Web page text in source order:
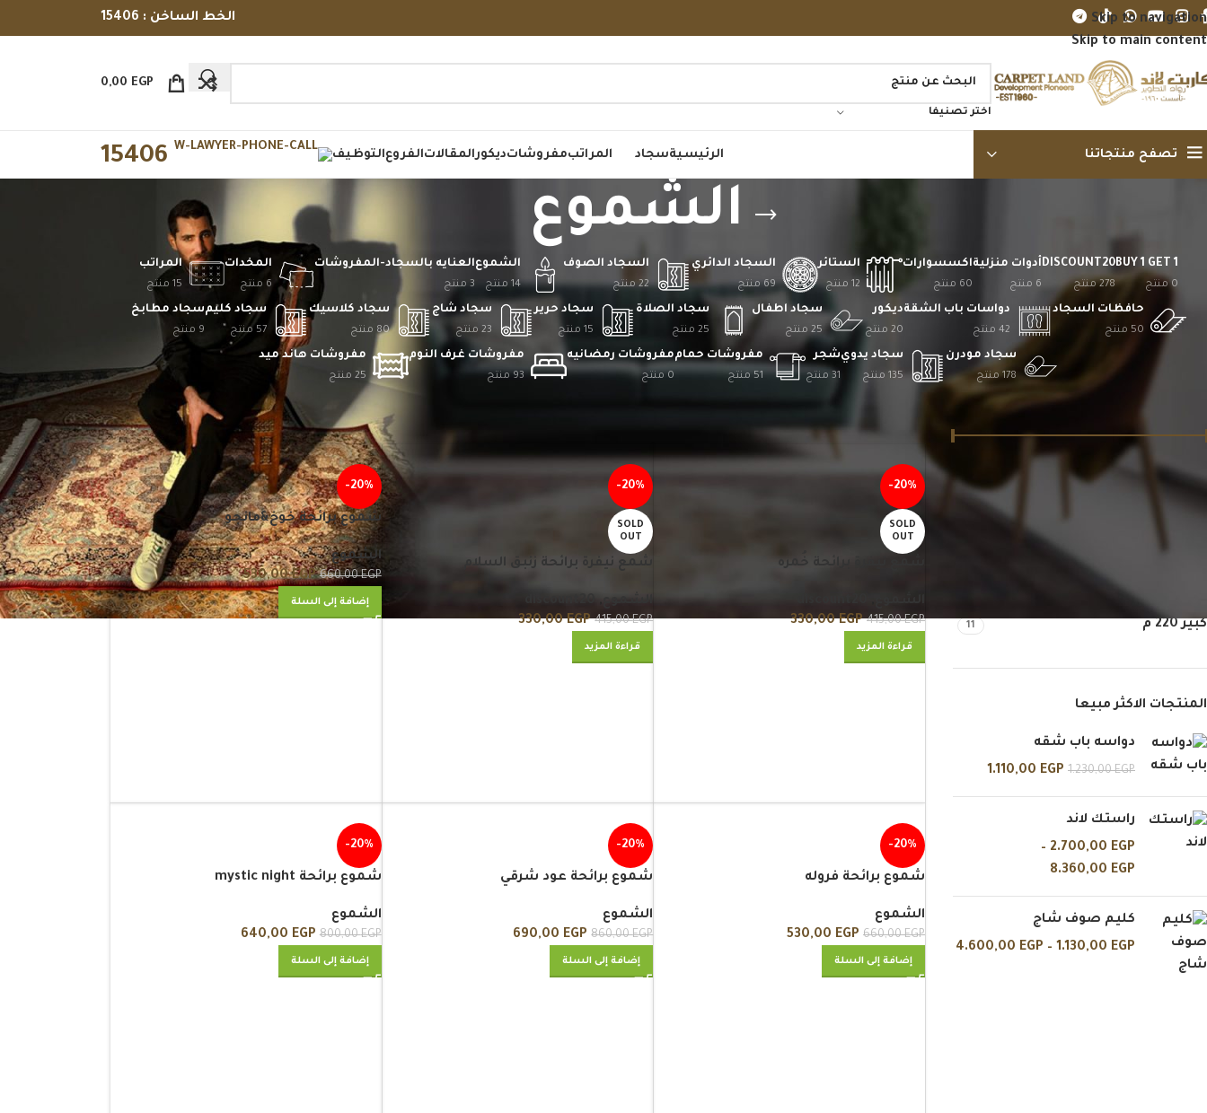
Skip to navigation
Skip to main content
الخط الساخن : 15406
اختر تصنيفا
0,00 EGP
تصفح منتجاتنا الرئيسيةسجاد المراتبمفروشاتديكور المقالاتالفروعالتوظيف 15406
الشموع
BUY 1 GET 1
0 منتج
DISCOUNT20
278 منتج
أدوات منزلية
6 منتج
اكسسوارات
60 منتج
الستائر
12 منتج
السجاد الدائري
69 منتج
السجاد الصوف
22 منتج
الشموع
14 منتج
العنايه بالسجاد-المفروشات
3 منتج
المخدات
6 منتج
المراتب
15 منتج
حافظات السجاد
50 منتج
دواسات باب الشقة
42 منتج
ديكور
20 منتج
سجاد اطفال
25 منتج
سجاد الصلاة
25 منتج
سجاد حرير
15 منتج
سجاد شاج
23 منتج
سجاد كلاسيك
80 منتج
سجاد كليم
57 منتج
سجاد مطابخ
9 منتج
سجاد مودرن
178 منتج
سجاد يدوي
135 منتج
شجر
31 منتج
مفروشات حمام
51 منتج
مفروشات رمضانيه
0 منتج
مفروشات غرف النوم
93 منتج
مفروشات هاند ميد
25 منتج
السعر: —690 EGP
كبير 220 م 11
المنتجات الاكثر مبيعا
دواسه باب شقه
1.230,00EGP
1.110,00 EGP
راستك لاند
2.700,00 EGP
–
8.360,00 EGP
كليم صوف شاج
1.130,00 EGP
–
4.600,00 EGP
24
-20%
SOLD
OUT
شمع نيفرة برائحة خُمره
415,00EGP
330,00EGP
قراءة المزيد
-20%
SOLD
OUT
شمع نيفرة برائحة زنبق السلام
الشموع ,
415,00EGP
330,00EGP
قراءة المزيد
-20%
شموع برائحة خوخ&مانجو
الشموع
660,00EGP
530,00EGP
إضافة إلى السلة
-20%
شموع برائحة فروله
الشموع
660,00EGP
530,00 EGP
إضافة إلى السلة
-20%
شموع برائحة عود شرقي
الشموع
860,00EGP
690,00 EGP
إضافة إلى السلة
-20%
شموع برائحة mystic night
الشموع
800,00EGP
640,00 EGP
إضافة إلى السلة